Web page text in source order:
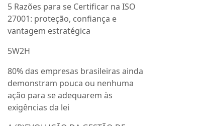
5 Razões para se Certificar na ISO
27001: proteção, confiança e
vantagem estratégica
5W2H
80% das empresas brasileiras ainda
demonstram pouca ou nenhuma
ação para se adequarem às
exigências da lei